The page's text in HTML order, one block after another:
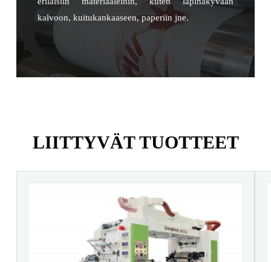
kalvoon, kuitukankaaseen, paperiin jne.
LIITTYVÄT TUOTTEET